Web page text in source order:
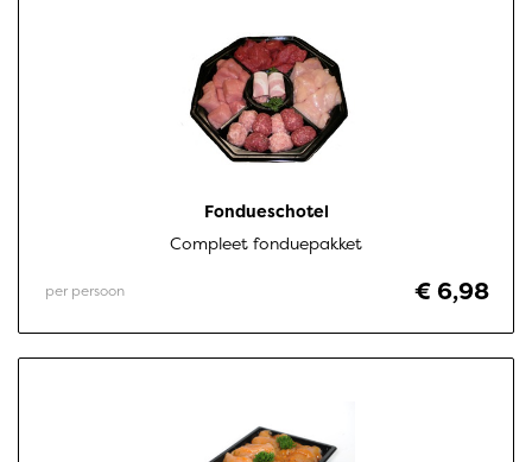
Fondueschotel
Compleet fonduepakket
€ 6,98
per persoon